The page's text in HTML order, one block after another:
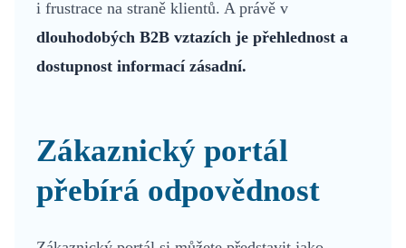
i frustrace na straně klientů. A právě v
dlouhodobých B2B vztazích je přehlednost a
dostupnost informací zásadní.
Zákaznický portál
přebírá odpovědnost